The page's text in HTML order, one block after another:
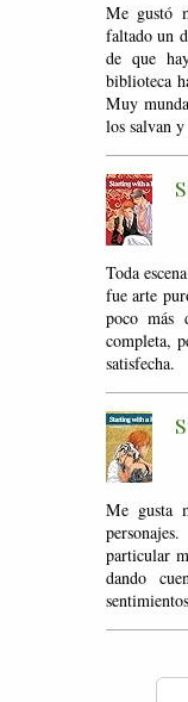
Me gustó
faltado un
de que
biblioteca
Muy
los salvan
Toda
fue arte
poco más
completa,
satisfecha.
Me gusta
particular
dando